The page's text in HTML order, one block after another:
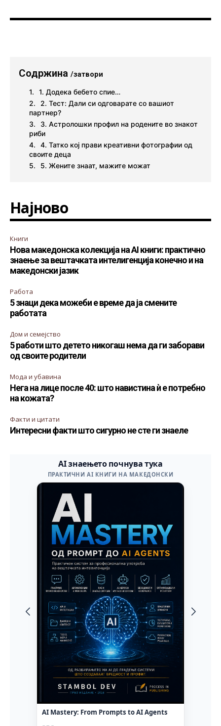
Содржина /затвори
1. Додека бебето спие…
2. Тест: Дали си одговарате со вашиот
партнер?
3. Астролошки профил на родените во знакот
риби
4. Татко кој прави креативни фотографии од
своите деца
5. Жените знаат, мажите можат
Најново
Книги
Нова македонска колекција на AI книги: практично
знаење за вештачката интелигенција конечно и на
македонски јазик
Работа
5 знаци дека можеби е време да ја смените
работата
Дом и семејство
5 работи што детето никогаш нема да ги заборави
од своите родители
Мода и убавина
Нега на лице после 40: што навистина ѝ е потребно
на кожата?
Факти и цитати
Интересни факти што сигурно не сте ги знаеле